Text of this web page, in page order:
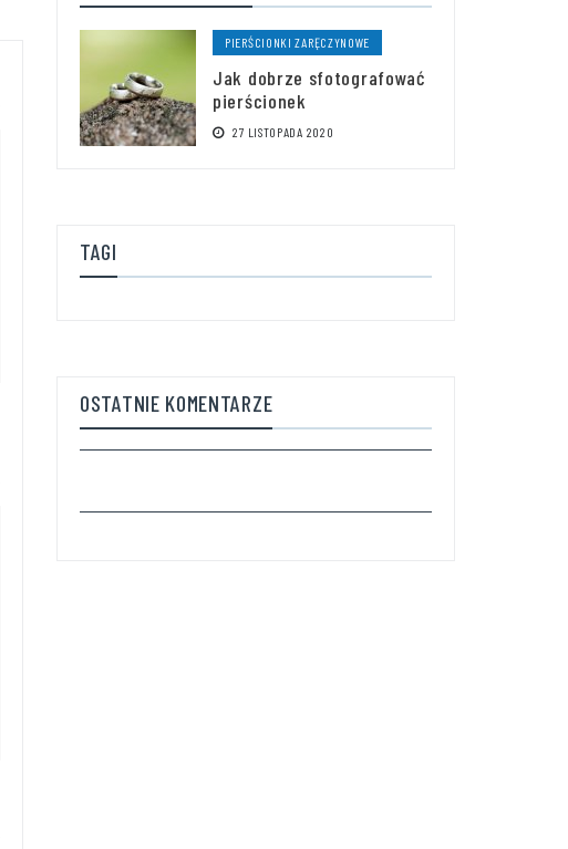
PIERŚCIONKI ZARĘCZYNOWE
Jak dobrze sfotografować
pierścionek
27 LISTOPADA 2020
TAGI
OSTATNIE KOMENTARZE